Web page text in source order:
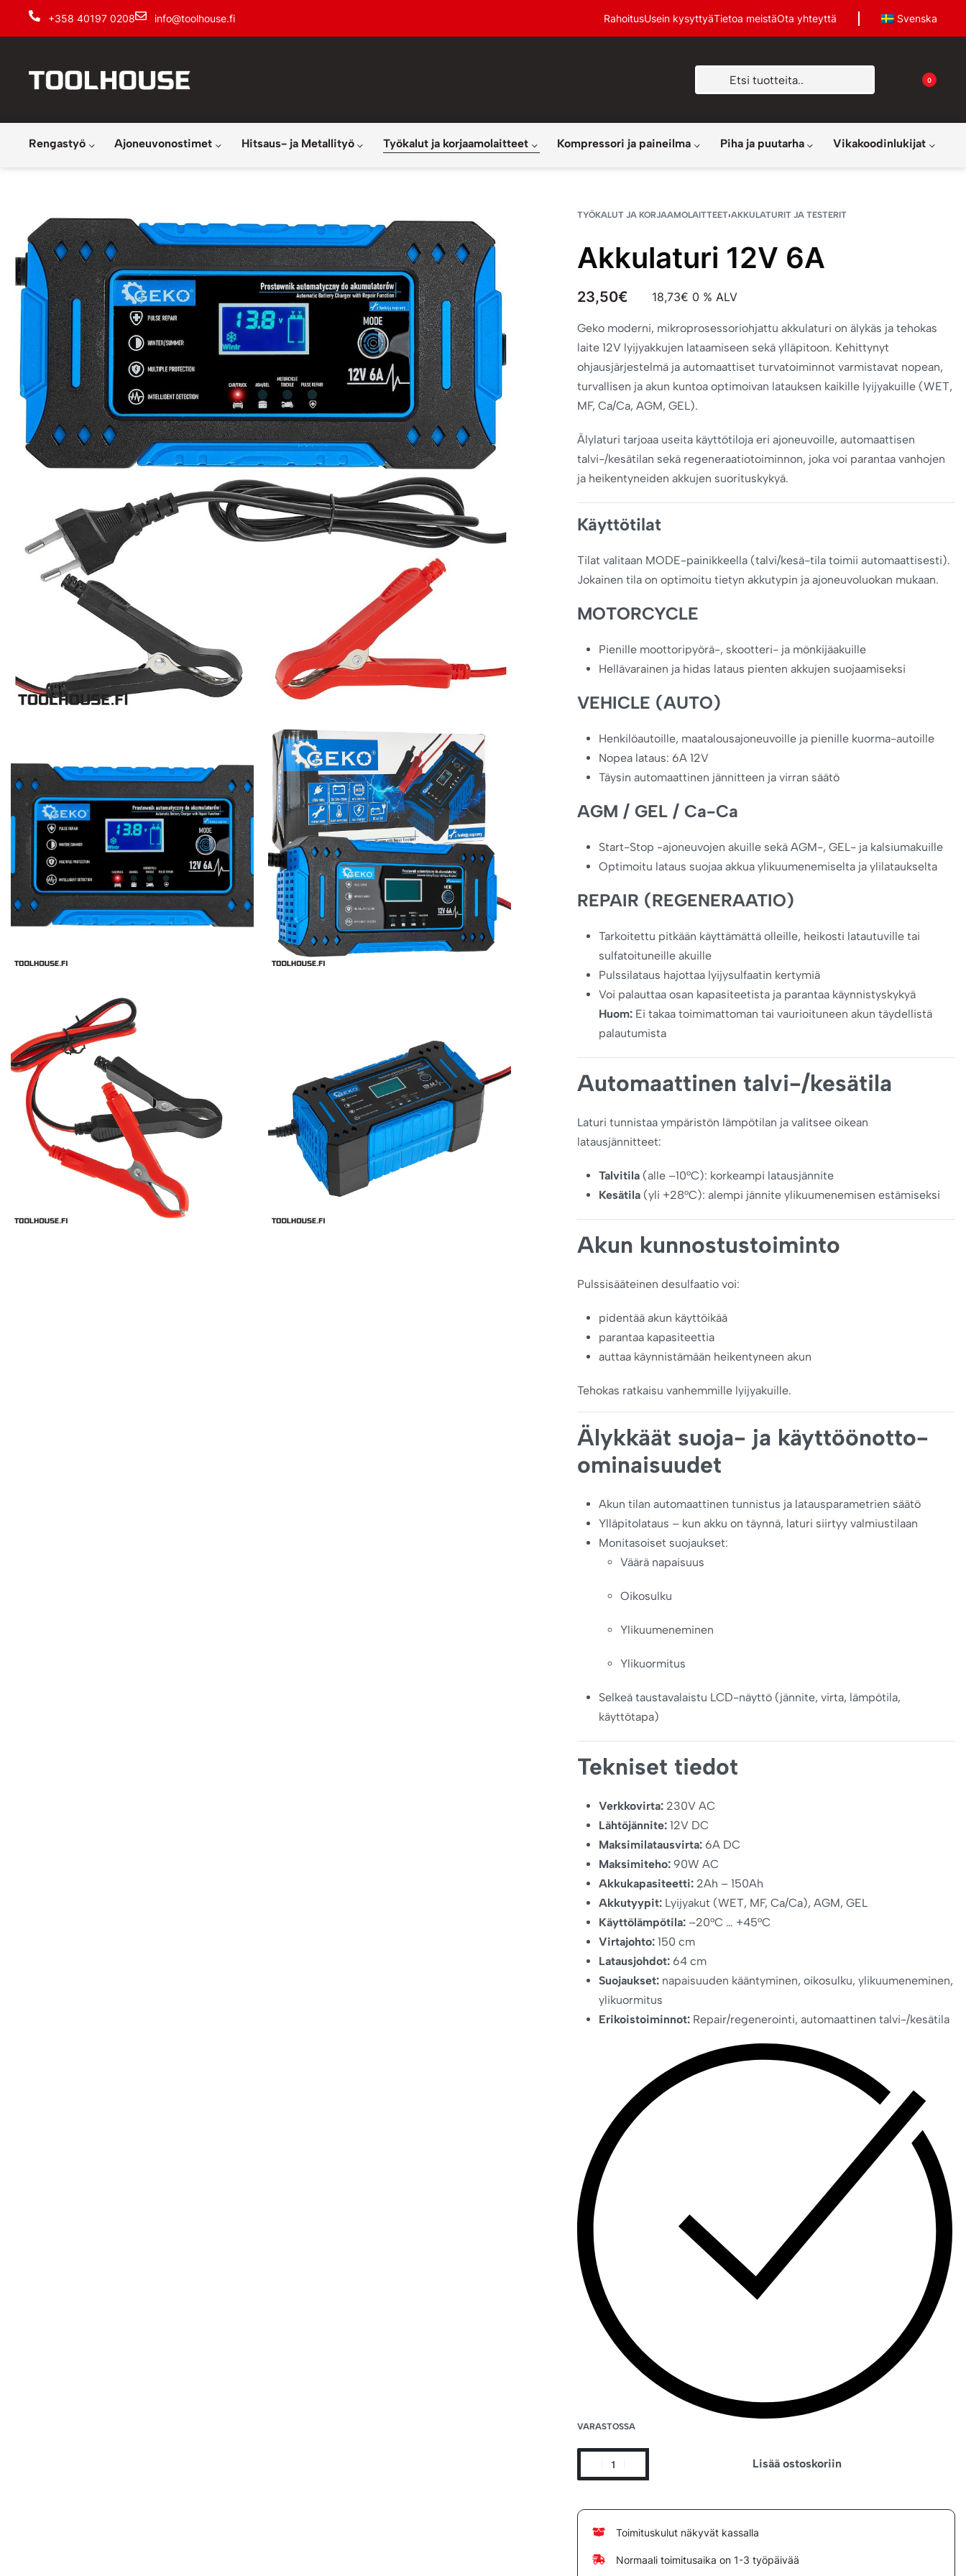
+358 40197 0208 info@toolhouse.fi RahoitusUsein kysyttyäTietoa meistäOta yhteyttä Svenska
0
Rengastyö Ajoneuvonostimet Hitsaus- ja Metallityö Työkalut ja korjaamolaitteet Kompressori ja paineilma Piha ja puutarha Vikakoodinlukijat
TYÖKALUT JA KORJAAMOLAITTEET›AKKULATURIT JA TESTERIT
Akkulaturi 12V 6A
23,50€ 18,73€ 0 % ALV
Geko moderni, mikroprosessoriohjattu akkulaturi on älykäs ja tehokas
laite 12V lyijyakkujen lataamiseen sekä ylläpitoon. Kehittynyt
ohjausjärjestelmä ja automaattiset turvatoiminnot varmistavat nopean,
turvallisen ja akun kuntoa optimoivan latauksen kaikille lyijyakuille (WET,
MF, Ca/Ca, AGM, GEL).
Älylaturi tarjoaa useita käyttötiloja eri ajoneuvoille, automaattisen
talvi-/kesätilan sekä regeneraatiotoiminnon, joka voi parantaa vanhojen
ja heikentyneiden akkujen suorituskykyä.
Käyttötilat
Tilat valitaan MODE-painikkeella (talvi/kesä-tila toimii automaattisesti).
Jokainen tila on optimoitu tietyn akkutypin ja ajoneuvoluokan mukaan.
MOTORCYCLE
Pienille moottoripyörä-, skootteri- ja mönkijäakuille
Hellävarainen ja hidas lataus pienten akkujen suojaamiseksi
VEHICLE (AUTO)
Henkilöautoille, maatalousajoneuvoille ja pienille kuorma-autoille
Nopea lataus: 6A 12V
Täysin automaattinen jännitteen ja virran säätö
AGM / GEL / Ca-Ca
Start-Stop -ajoneuvojen akuille sekä AGM-, GEL- ja kalsiumakuille
Optimoitu lataus suojaa akkua ylikuumenemiselta ja ylilataukselta
REPAIR (REGENERAATIO)
Tarkoitettu pitkään käyttämättä olleille, heikosti latautuville tai
sulfatoituneille akuille
Pulssilataus hajottaa lyijysulfaatin kertymiä
Voi palauttaa osan kapasiteetista ja parantaa käynnistyskykyä
Huom: Ei takaa toimimattoman tai vaurioituneen akun täydellistä
palautumista
Automaattinen talvi-/kesätila
Laturi tunnistaa ympäristön lämpötilan ja valitsee oikean
latausjännitteet:
Talvitila (alle –10°C): korkeampi latausjännite
Kesätila (yli +28°C): alempi jännite ylikuumenemisen estämiseksi
Akun kunnostustoiminto
Pulssisääteinen desulfaatio voi:
pidentää akun käyttöikää
parantaa kapasiteettia
auttaa käynnistämään heikentyneen akun
Tehokas ratkaisu vanhemmille lyijyakuille.
Älykkäät suoja- ja käyttöönotto-
ominaisuudet
Akun tilan automaattinen tunnistus ja latausparametrien säätö
Ylläpitolataus – kun akku on täynnä, laturi siirtyy valmiustilaan
Monitasoiset suojaukset:
Väärä napaisuus
Oikosulku
Ylikuumeneminen
Ylikuormitus
Selkeä taustavalaistu LCD-näyttö (jännite, virta, lämpötila,
käyttötapa)
Tekniset tiedot
Verkkovirta: 230V AC
Lähtöjännite: 12V DC
Maksimilatausvirta: 6A DC
Maksimiteho: 90W AC
Akkukapasiteetti: 2Ah – 150Ah
Akkutyypit: Lyijyakut (WET, MF, Ca/Ca), AGM, GEL
Käyttölämpötila: –20°C … +45°C
Virtajohto: 150 cm
Latausjohdot: 64 cm
Suojaukset: napaisuuden kääntyminen, oikosulku, ylikuumeneminen,
ylikuormitus
Erikoistoiminnot: Repair/regenerointi, automaattinen talvi-/kesätila
VARASTOSSA
Lisää ostoskoriin
Toimituskulut näkyvät kassalla
Normaali toimitusaika on 1-3 työpäivää